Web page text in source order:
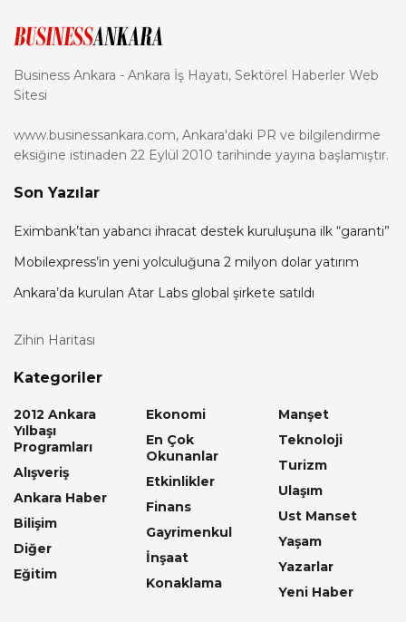
Business Ankara - Ankara İş Hayatı, Sektörel Haberler Web
Sitesi
www.businessankara.com, Ankara'daki PR ve bilgilendirme
eksiğine istinaden 22 Eylül 2010 tarihinde yayına başlamıştır.
Son Yazılar
Eximbank’tan yabancı ihracat destek kuruluşuna ilk “garanti”
Mobilexpress’in yeni yolculuğuna 2 milyon dolar yatırım
Ankara’da kurulan Atar Labs global şirkete satıldı
Zihin Haritası
Kategoriler
2012 Ankara
Yılbaşı
Programları
Alışveriş
Ankara Haber
Bilişim
Diğer
Eğitim
Ekonomi
En Çok
Okunanlar
Etkinlikler
Finans
Gayrimenkul
İnşaat
Konaklama
Manşet
Teknoloji
Turizm
Ulaşım
Ust Manset
Yaşam
Yazarlar
Yeni Haber